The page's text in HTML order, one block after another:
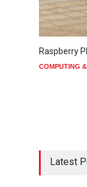
Raspberry
COMPUTING
Latest